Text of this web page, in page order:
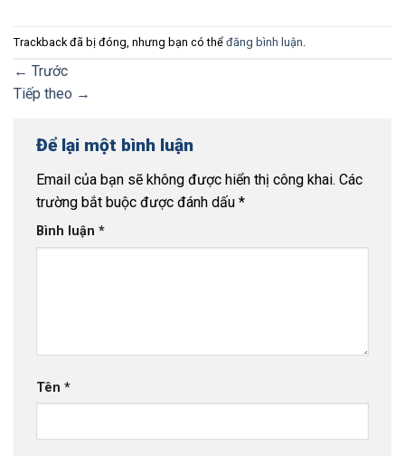
Trackback đã bị đóng, nhưng bạn có thể đăng bình luận
← Trước
Tiếp theo →
Để lại một bình luận
Email của bạn sẽ không được hiển thị công khai. Các
trường bắt buộc được đánh dấu *
Bình luận *
Tên *